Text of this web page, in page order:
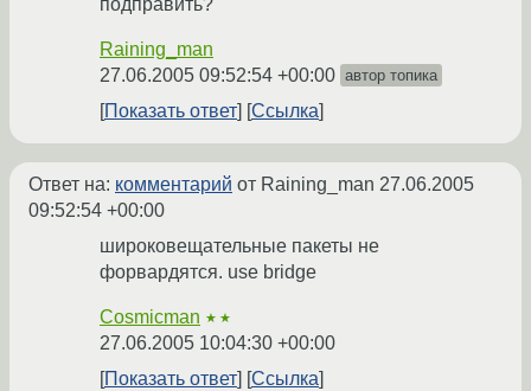
подправить?
Raining_man
27.06.2005 09:52:54 +00:00 автор топика
Показать ответ Ссылка
Ответ на: комментарий от Raining_man 27.06.2005
09:52:54 +00:00
широковещательные пакеты не
форвардятся. use bridge
Cosmicman ★★
27.06.2005 10:04:30 +00:00
Показать ответ
Ссылка